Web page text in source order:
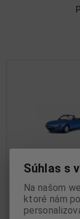
1:18 MAZDA MX-5
1990 - OTTO -
Súhlas s
Na našom
ktoré nám